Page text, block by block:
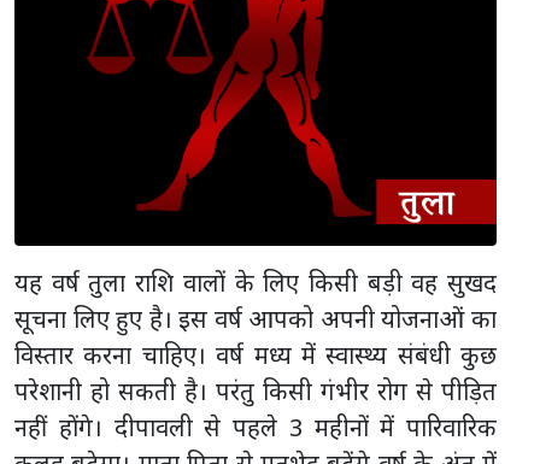
यह वर्ष तुला राशि वालों के लिए किसी बड़ी वह सुखद
सूचना लिए हुए है। इस वर्ष आपको अपनी योजनाओं का
विस्तार करना चाहिए। वर्ष मध्य में स्वास्थ्य संबंधी कुछ
परेशानी हो सकती है। परंतु किसी गंभीर रोग से पीड़ित
नहीं होंगे। दीपावली से पहले 3 महीनों में पारिवारिक